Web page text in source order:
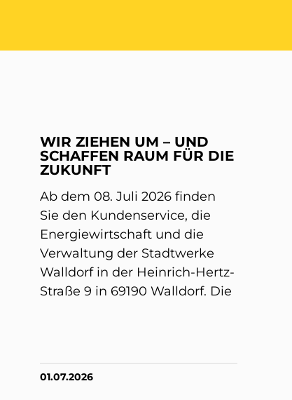
WIR ZIEHEN UM – UND
SCHAFFEN RAUM FÜR DIE
ZUKUNFT
Ab dem 08. Juli 2026 finden
Sie den Kundenservice, die
Energiewirtschaft und die
Verwaltung der Stadtwerke
Walldorf in der Heinrich-Hertz-
Straße 9 in 69190 Walldorf. Die
01.07.2026